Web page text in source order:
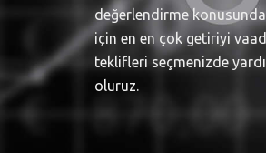
değerlendirme
için en en çok getiriyi
teklifleri seçmenizde
oluruz.